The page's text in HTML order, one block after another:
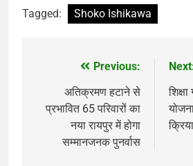
Tagged: Shoko Ishikawa
navigation
Previous:
अतिक्रमण हटाने से
प्रभावित 65 परिवारों का
नया रायपुर में होगा
सम्मानजनक पुनर्वास